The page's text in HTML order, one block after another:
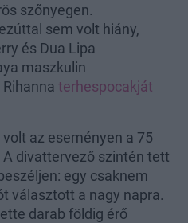
szőnyegen.
sem volt hiány,
és Dua Lipa
maszkulin
terhespocakját
az eseményen a 75
A divattervező szintén tett
egy csaknem
választott a nagy napra.
darab földig érő